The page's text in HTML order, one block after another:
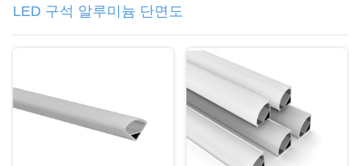
LED 구석 알루미늄 단면도